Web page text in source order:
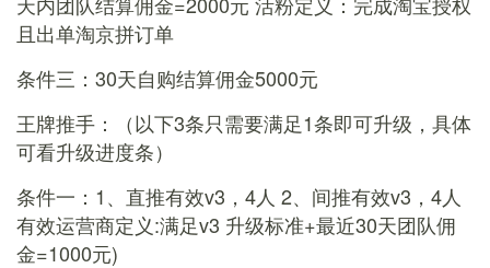
且出单淘京拼订单
条件三：30天自购结算佣金5000元
王牌推手：（以下3条只需要满足1条即可升级，具体
可看升级进度条）
条件一：1、直推有效v3，4人 2、间推有效v3，4人
有效运营商定义:满足v3 升级标准+最近30天团队佣
金=1000元)